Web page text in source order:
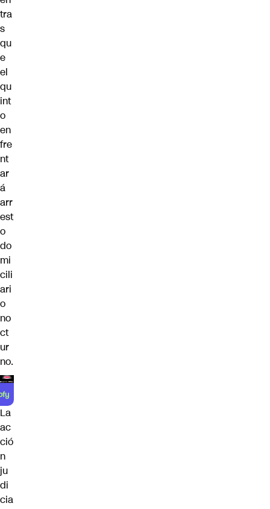
tra
s
qu
e
el
qu
int
o
en
fre
nt
ar
á
arr
est
o
do
mi
cili
ari
o
no
ct
ur
no.
La
ac
ció
n
ju
di
cia